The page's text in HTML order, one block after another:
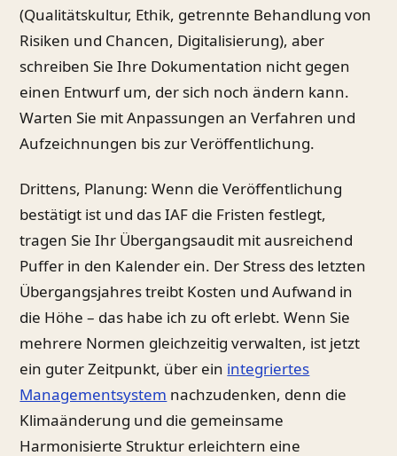
(Qualitätskultur, Ethik, getrennte Behandlung von
Risiken und Chancen, Digitalisierung), aber
schreiben Sie Ihre Dokumentation nicht gegen
einen Entwurf um, der sich noch ändern kann.
Warten Sie mit Anpassungen an Verfahren und
Aufzeichnungen bis zur Veröffentlichung.
Drittens, Planung: Wenn die Veröffentlichung
bestätigt ist und das IAF die Fristen festlegt,
tragen Sie Ihr Übergangsaudit mit ausreichend
Puffer in den Kalender ein. Der Stress des letzten
Übergangsjahres treibt Kosten und Aufwand in
die Höhe – das habe ich zu oft erlebt. Wenn Sie
mehrere Normen gleichzeitig verwalten, ist jetzt
ein guter Zeitpunkt, über ein integriertes
Managementsystem nachzudenken, denn die
Klimaänderung und die gemeinsame
Harmonisierte Struktur erleichtern eine